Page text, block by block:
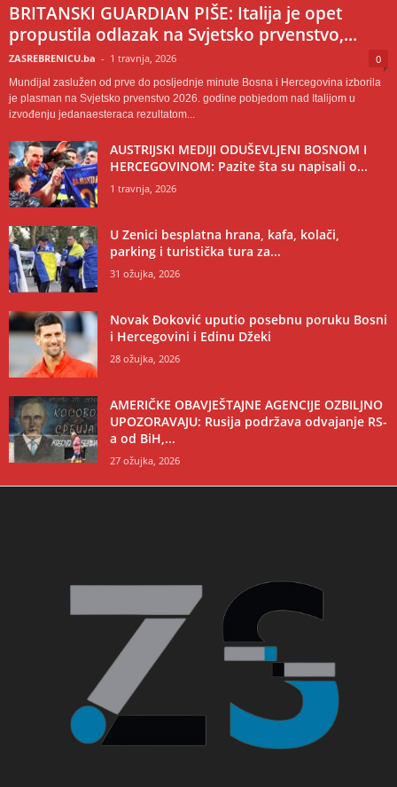
BRITANSKI GUARDIAN PIŠE: Italija je opet
propustila odlazak na Svjetsko prvenstvo,...
ZASREBRENICU.ba - 1 travnja, 2026 0
Mundijal zaslužen od prve do posljednje minute Bosna i Hercegovina izborila
je plasman na Svjetsko prvenstvo 2026. godine pobjedom nad Italijom u
izvođenju jedanaesteraca rezultatom...
AUSTRIJSKI MEDIJI ODUŠEVLJENI BOSNOM I
HERCEGOVINOM: Pazite šta su napisali o...
1 travnja, 2026
U Zenici besplatna hrana, kafa, kolači,
parking i turistička tura za...
31 ožujka, 2026
Novak Đoković uputio posebnu poruku Bosni
i Hercegovini i Edinu Džeki
28 ožujka, 2026
AMERIČKE OBAVJEŠTAJNE AGENCIJE OZBILJNO
UPOZORAVAJU: Rusija podržava odvajanje RS-
a od BiH,...
27 ožujka, 2026